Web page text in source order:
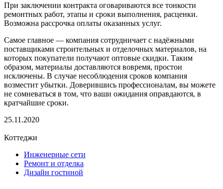
При заключении контракта оговариваются все тонкости
ремонтных работ, этапы и сроки выполнения, расценки.
Возможна рассрочка оплаты оказанных услуг.
Самое главное — компания сотрудничает с надёжными
поставщиками строительных и отделочных материалов, на
которых покупатели получают оптовые скидки. Таким
образом, материалы доставляются вовремя, простои
исключены. В случае несоблюдения сроков компания
возместит убытки. Доверившись профессионалам, вы можете
не сомневаться в том, что ваши ожидания оправдаются, в
кратчайшие сроки.
25.11.2020
Коттеджи
Инженерные сети
Ремонт и отделка
Дизайн гостиной